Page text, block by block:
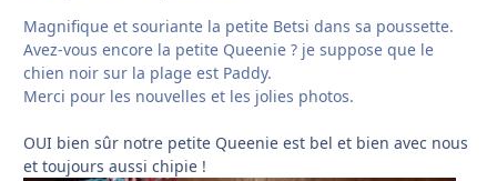
Magnifique et souriante la petite Betsi dans sa poussette.
Avez-vous encore la petite Queenie ? je suppose que le
chien noir sur la plage est Paddy.
Merci pour les nouvelles et les jolies photos.
OUI bien sûr notre petite Queenie est bel et bien avec nous
et toujours aussi chipie !